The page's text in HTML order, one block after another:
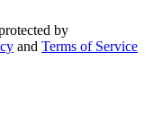
by
and Terms of Service